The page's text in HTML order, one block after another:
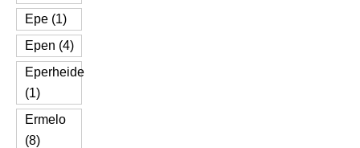
Epe (1)
Epen (4)
Eperheide
(1)
Ermelo
(8)